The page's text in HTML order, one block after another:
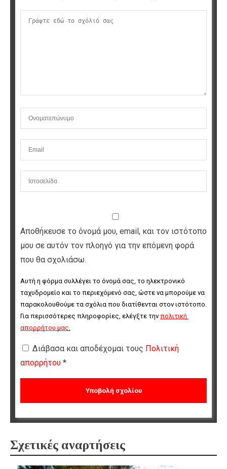
Αποθήκευσε το όνομά μου, email, και τον ιστότοπο
μου σε αυτόν τον πλοηγό για την επόμενη φορά
που θα σχολιάσω.
Αυτή η φόρμα συλλέγει το όνομά σας, το ηλεκτρονικό
ταχυδρομείο και το περιεχόμενό σας, ώστε να μπορούμε να
παρακολουθούμε τα σχόλια που διατίθενται στον ιστότοπο.
Για περισσότερες πληροφορίες, ελέγξτε την πολιτική
απορρήτου μας
Διάβασα και αποδέχομαι τους Πολιτική
απορρήτου *
Σχετικές αναρτήσεις